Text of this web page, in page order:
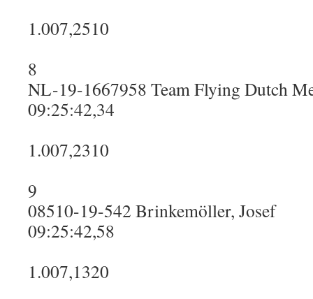
1.007,2510
8
NL-19-1667958 Team Flying Dutch
09:25:42,34
1.007,2310
9
08510-19-542 Brinkemöller, Josef
09:25:42,58
1.007,1320